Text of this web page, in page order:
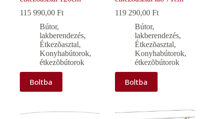
115 990,00 Ft
Bútor,
lakberendezés,
Étkezõasztal,
Konyhabútorok,
étkezõbútorok
Boltba
119 290,00Ft
Bútor,
lakberendezés,
Étkezõasztal,
Konyhabútorok,
étkezõbútorok
Boltba